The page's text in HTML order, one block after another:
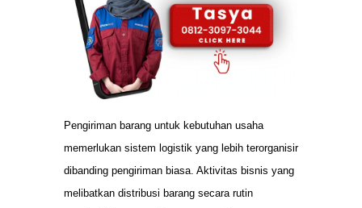
Pengiriman barang untuk kebutuhan usaha
memerlukan sistem logistik yang lebih terorganisir
dibanding pengiriman biasa. Aktivitas bisnis yang
melibatkan distribusi barang secara rutin